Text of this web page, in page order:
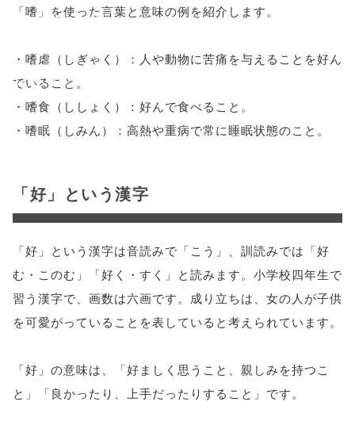
scrollbars=yes'
); return
false;"> シェア
「嗜」を使った言葉と意味の例を紹介します。
・嗜虐（しぎゃく）：人や動物に苦痛を与えることを好ん
でいること。
・嗜食（ししょく）：好んで食べること。
・嗜眠（しみん）：高熱や重病で常に睡眠状態のこと。
「好」という漢字
「好」という漢字は音読みで「こう」、訓読みでは「好
む・このむ」「好く・すく」と読みます。小学校四年生で
習う漢字で、画数は六画です。成り立ちは、女の人が子供
を可愛がっていることを表していると考えられています。
「好」の意味は、「好ましく思うこと、親しみを持つこ
と」「良かったり、上手だったりすること」です。